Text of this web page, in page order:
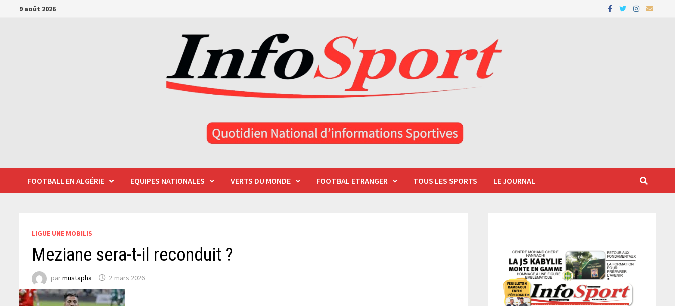
Passer9 août 2026
FOOTBALL EN ALGÉRIE EQUIPES NATIONALES VERTS DU MONDE FOOTBAL ETRANGER TOUS LES SPORTS LE JOURNAL
LIGUE UNE MOBILIS
Meziane sera-t-il reconduit ?
parmustapha 2 mars 2026